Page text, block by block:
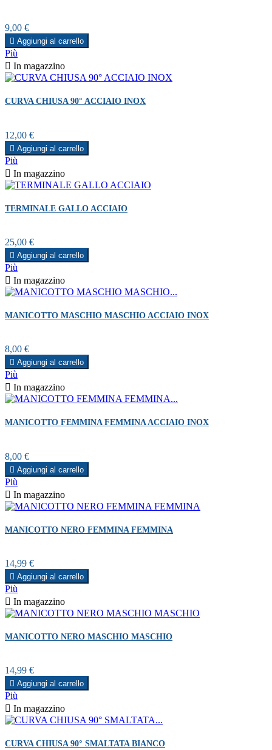
Prezzo
9,00 €
 Aggiungi al carrello
Più
 In magazzino
CURVA CHIUSA 90° ACCIAIO INOX
Prezzo
12,00 €
 Aggiungi al carrello
Più
 In magazzino
TERMINALE GALLO ACCIAIO
Prezzo
25,00 €
 Aggiungi al carrello
Più
 In magazzino
MANICOTTO MASCHIO MASCHIO ACCIAIO INOX
Prezzo
8,00 €
 Aggiungi al carrello
Più
 In magazzino
MANICOTTO FEMMINA FEMMINA ACCIAIO INOX
Prezzo
8,00 €
 Aggiungi al carrello
Più
 In magazzino
MANICOTTO NERO FEMMINA FEMMINA
Prezzo
14,99 €
 Aggiungi al carrello
Più
 In magazzino
MANICOTTO NERO MASCHIO MASCHIO
Prezzo
14,99 €
 Aggiungi al carrello
Più
 In magazzino
CURVA CHIUSA 90° SMALTATA BIANCO